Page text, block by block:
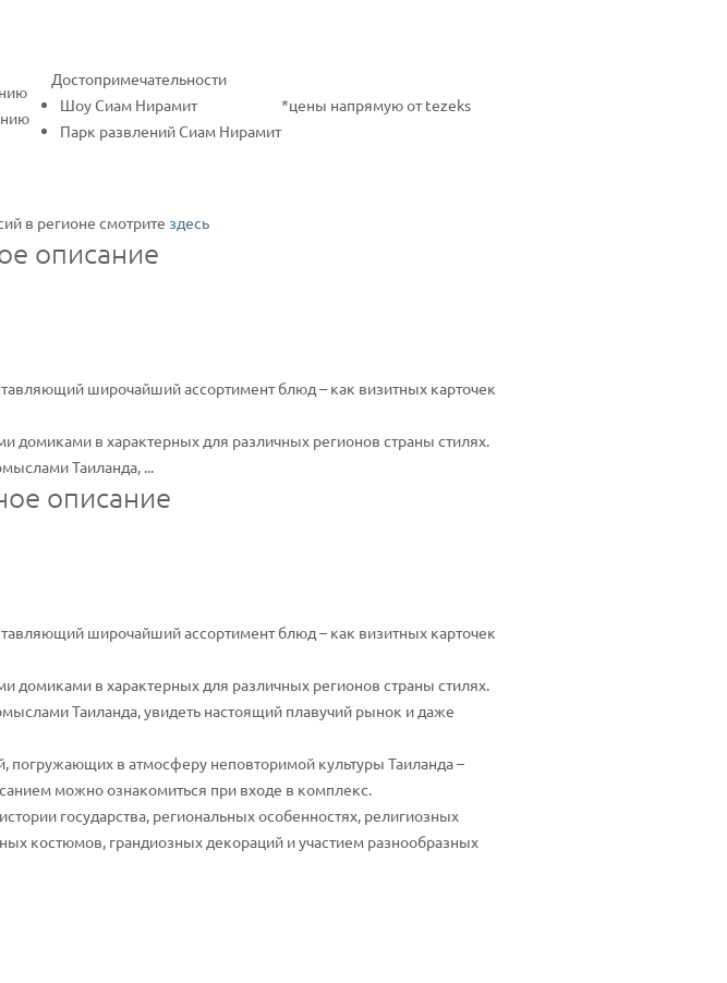
Достопримечательности
Шоу Сиам Нирамит
Парк развлений Сиам Нирамит
*цены напрямую от tezeks
в регионе смотрите здесь
описание
широчайший ассортимент блюд – как визитных карточек
домиками в характерных для различных регионов страны стилях.
Таиланда, ...
описание
широчайший ассортимент блюд – как визитных карточек
домиками в характерных для различных регионов страны стилях.
Таиланда, увидеть настоящий плавучий рынок и даже
погружающих в атмосферу неповторимой культуры Таиланда –
можно ознакомиться при входе в комплекс.
государства, региональных особенностях, религиозных
костюмов, грандиозных декораций и участием разнообразных